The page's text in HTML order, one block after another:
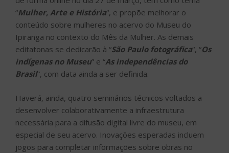
“Mulher, Arte e História“, e propõe melhorar o
conteúdo sobre mulheres no acervo do Museu do
Ipiranga no contexto do Mês da Mulher. As demais
editatonas se dedicarão à “São Paulo fotográfica“, “Os
indígenas no Museu” e “As independências do
Brasil“, com data ainda a ser definida.
Haverá, ainda, quatro seminários técnicos voltados a
desenvolver colaborativamente a infraestrutura
necessária para a difusão digital livre do museu, em
especial de seu acervo. Inovações esperadas incluem
jogos para completar informações sobre obras no